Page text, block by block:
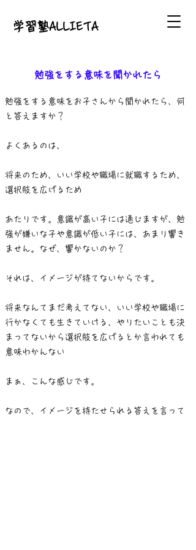
​学習塾ALLIETA
勉強をする意味を聞かれたら
勉強をする意味をお子さんから聞かれたら、何
と答えますか？
よくあるのは、
将来のため、いい学校や職場に就職するため、
選択肢を広げるため
あたりです。意識が高い子には通じますが、勉
強が嫌いな子や意識が低い子には、あまり響き
ません。なぜ、響かないのか？
それは、イメージが持てないからです。
将来なんてまだ考えてない、いい学校や職場に
行かなくても生きていける、やりたいことも決
まってないから選択肢を広げるとか言われても
意味わかんない
まぁ、こんな感じです。
なので、イメージを持たせられる答えを言って